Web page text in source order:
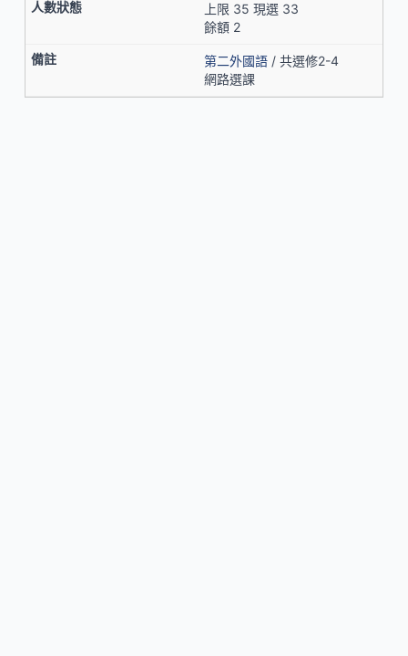
上限 35 現選 33
餘額 2
第二外國語 / 共選修2-4
網路選課